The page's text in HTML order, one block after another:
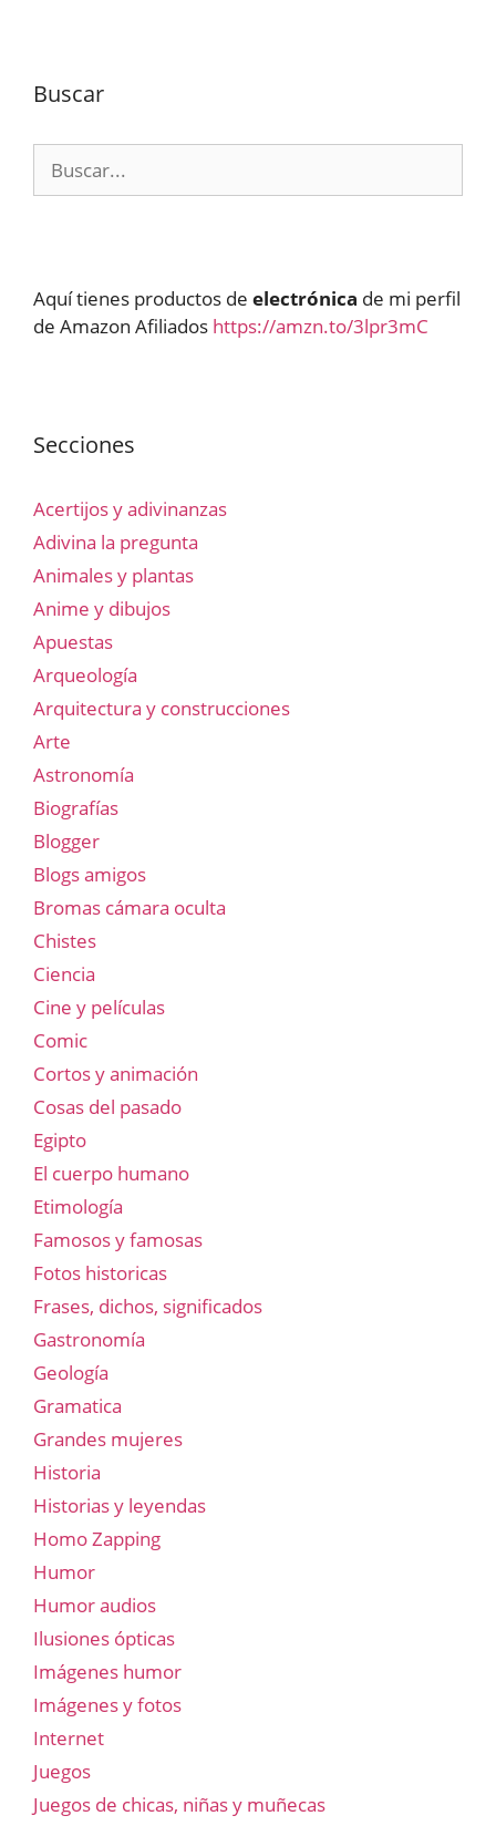
Buscar
Aquí tienes productos de electrónica de mi perfil
de Amazon Afiliados https://amzn.to/3lpr3mC
Secciones
Acertijos y adivinanzas
Adivina la pregunta
Animales y plantas
Anime y dibujos
Apuestas
Arqueología
Arquitectura y construcciones
Arte
Astronomía
Biografías
Blogger
Blogs amigos
Bromas cámara oculta
Chistes
Ciencia
Cine y películas
Comic
Cortos y animación
Cosas del pasado
Egipto
El cuerpo humano
Etimología
Famosos y famosas
Fotos historicas
Frases, dichos, significados
Gastronomía
Geología
Gramatica
Grandes mujeres
Historia
Historias y leyendas
Homo Zapping
Humor
Humor audios
Ilusiones ópticas
Imágenes humor
Imágenes y fotos
Internet
Juegos
Juegos de chicas, niñas y muñecas